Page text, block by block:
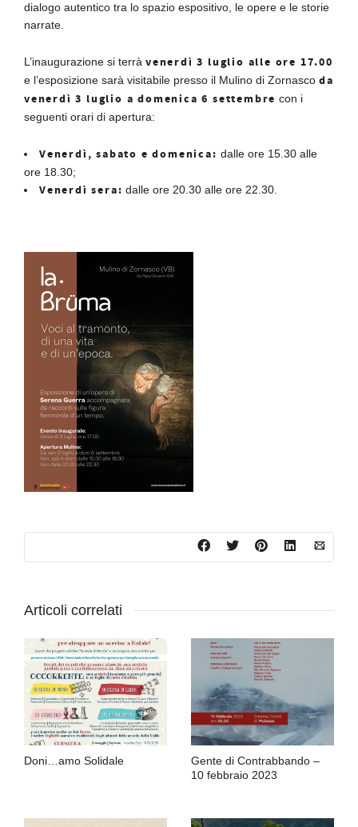
dialogo autentico tra lo spazio espositivo, le opere e le storie
narrate.
L’inaugurazione si terrà venerdì 3 luglio alle ore 17.00
e l’esposizione sarà visitabile presso il Mulino di Zornasco da
venerdì 3 luglio a domenica 6 settembre con i
seguenti orari di apertura:
Venerdì, sabato e domenica: dalle ore 15.30 alle
ore 18.30;
Venerdì sera: dalle ore 20.30 alle ore 22.30.
Articoli correlati
Doni…amo Solidale
Gente di Contrabbando –
10 febbraio 2023